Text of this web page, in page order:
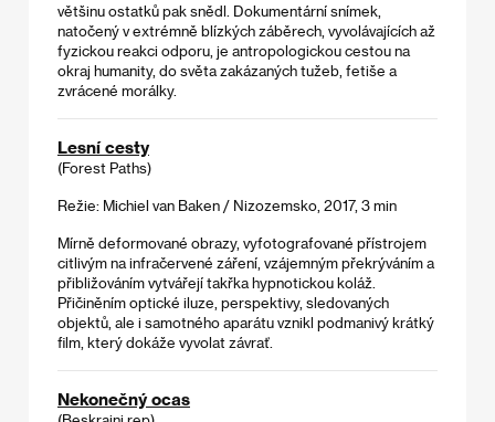
většinu ostatků pak snědl. Dokumentární snímek,
natočený v extrémně blízkých záběrech, vyvolávajících až
fyzickou reakci odporu, je antropologickou cestou na
okraj humanity, do světa zakázaných tužeb, fetiše a
zvrácené morálky.
Lesní cesty
(Forest Paths)
Režie: Michiel van Baken / Nizozemsko, 2017, 3 min
Mírně deformované obrazy, vyfotografované přístrojem
citlivým na infračervené záření, vzájemným překrýváním a
přibližováním vytvářejí takřka hypnotickou koláž.
Přičiněním optické iluze, perspektivy, sledovaných
objektů, ale i samotného aparátu vznikl podmanivý krátký
film, který dokáže vyvolat závrať.
Nekonečný ocas